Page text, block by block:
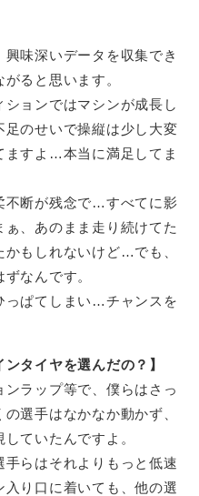
興味深いデータを収集でき
ると思います。
ョンではマシンが成長し
のせいで操縦は少し大変
ますよ…本当に満足してま
不断が残念で…すべてに影
、あのまま走り続けてた
もしれないけど…でも、
なんです。
っぱてしまい…チャンスを
タイヤを選んだの？】
ンラップ等で、僕らはさっ
選手はなかなか動かず、
ていたんですよ。
らはそれよりもっと低速
り口に着いても、他の選